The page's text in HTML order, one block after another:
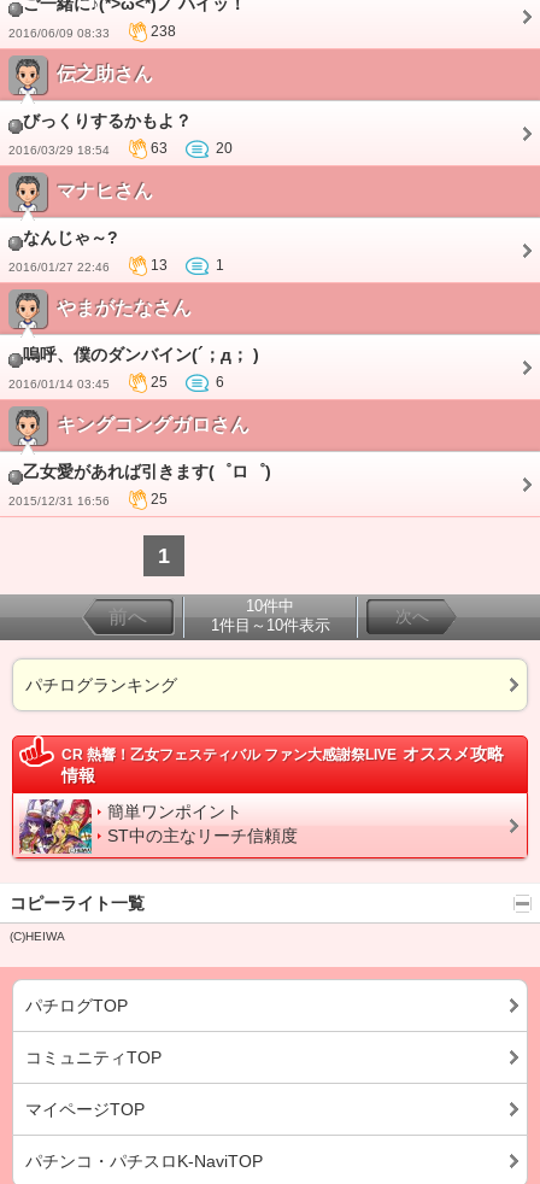
2016/06/09 08:33 238
伝之助さん
びっくりするかもよ？
2016/03/29 18:54 63 20
マナヒさん
なんじゃ～?
2016/01/27 22:46 13 1
やまがたなさん
嗚呼、僕のダンバイン(´；д； )
2016/01/14 03:45 25 6
キングコングガロさん
乙女愛があれば引きます(゜ロ゜)
2015/12/31 16:56 25
1
前へ
10件中
1件目～10件表示
次へ
パチログランキング
CR 熱響！乙女フェスティバル ファン大感謝祭LIVE オススメ攻略
情報
簡単ワンポイント
ST中の主なリーチ信頼度
コピーライト一覧
(C)HEIWA
パチログTOP
コミュニティTOP
マイページTOP
パチンコ・パチスロK-NaviTOP